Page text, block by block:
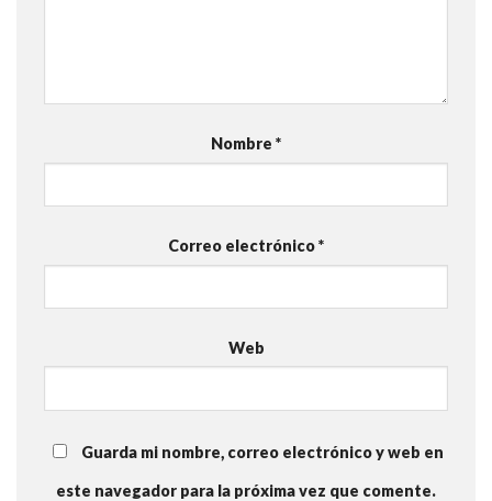
Nombre *
Correo electrónico*
Web
Guarda mi nombre, correo electrónico y web en
este navegador para la próxima vez que comente.